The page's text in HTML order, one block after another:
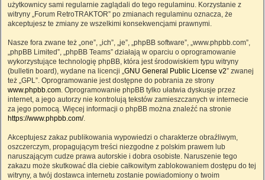
użytkownicy sami regularnie zaglądali do tego regulaminu. Korzystanie z
witryny „Forum RetroTRAKTOR” po zmianach regulaminu oznacza, że
akceptujesz te zmiany ze wszelkimi konsekwencjami prawnymi.
Nasze fora zwane też „one”, „ich”, „je”, „phpBB software”, „www.phpbb.com”,
„phpBB Limited”, „phpBB Teams” działają w oparciu o oprogramowanie
wykorzystujące technologię phpBB, która jest środowiskiem typu witryny
(bulletin board), wydane na licencji „GNU General Public License v2” zwanej
też „GPL”. Oprogramowanie jest dostępne do pobrania ze strony
www.phpbb.com. Oprogramowanie phpBB tylko ułatwia dyskusje przez
internet, a jego autorzy nie kontrolują tekstów zamieszczanych w internecie
za jego pomocą. Więcej informacji o phpBB można znaleźć na stronie
https://www.phpbb.com/.
Akceptujesz zakaz publikowania wypowiedzi o charakterze obraźliwym,
oszczerczym, propagującym treści niezgodne z polskim prawem lub
naruszającym cudze prawa autorskie i dobra osobiste. Naruszenie tego
zakazu może skutkować dla ciebie całkowitym zablokowaniem dostępu do tej
witryny, a twój dostawca internetu zostanie powiadomiony o twoim